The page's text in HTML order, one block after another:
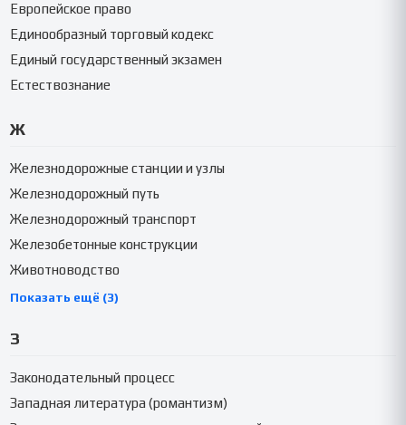
Европейское право
Единообразный торговый кодекс
Единый государственный экзамен
Естествознание
Ж
Железнодорожные станции и узлы
Железнодорожный путь
Железнодорожный транспорт
Железобетонные конструкции
Животноводство
Показать ещё (3)
З
Законодательный процесс
Западная литература (романтизм)